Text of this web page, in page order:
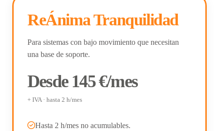
ReÁnima Tranquilidad
Para sistemas con bajo movimiento que necesitan
una base de soporte.
Desde 145 €/mes
+ IVA · hasta 2 h/mes
Hasta 2 h/mes no acumulables.